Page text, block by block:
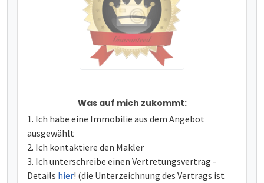
Was auf mich zukommt:
Ich habe eine Immobilie aus dem Angebot
ausgewählt
Ich kontaktiere den Makler
Ich unterschreibe einen Vertretungsvertrag -
Details hier! (die Unterzeichnung des Vertrags ist